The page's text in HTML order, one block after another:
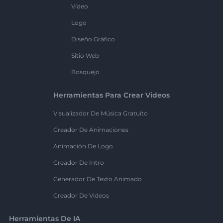
Vídeo
Logo
Diseño Gráfico
Sitio Web
Bosquejo
Herramientas Para Crear Videos
Visualizador De Música Gratuito
Creador De Animaciones
Animación De Logo
Creador De Intro
Generador De Texto Animado
Creador De Videos
Herramientas De IA